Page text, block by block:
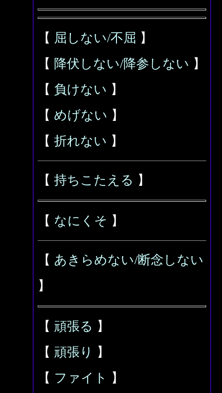
【 屈しない/不屈 】
【 降伏しない/降参しない 】
【 負けない 】
【 めげない 】
【 折れない 】
【 持ちこたえる 】
【 なにくそ 】
【 あきらめない/断念しない
】
【 頑張る 】
【 頑張り
】
【 ファイト
】